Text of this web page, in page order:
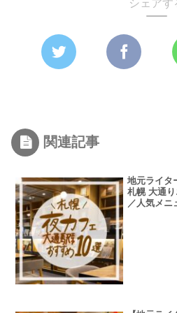
シェアす
関連記事
地元ライタ
札幌 大通
／人気メニ